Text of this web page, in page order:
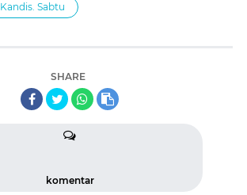
Kandis. Sabtu
SHARE
komentar